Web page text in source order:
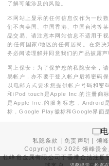
了解可能涉及的风险。
本网站上显示的任何信息仅作为一般
们不向美国、中国香港、中国台湾等
品交易。请注意本网站信息不适用于
的任何国家/地区的任何居民。在您
务必阅读理解并同意我们的产品披露声
网上保安：为了保护您的私隐安全，
易帐户，亦不要于登入帐户后将密码
以电邮方式要求您提供帐户号码和
和iPod touch是Apple Inc.的注册商
是Apple Inc.的服务标志，Android
标，Google Play徽标和Google界面
私隐条款 |免责声明 领
Copyright ©2026 领峰贵
领峰贵金属有限公司于香港合法注册